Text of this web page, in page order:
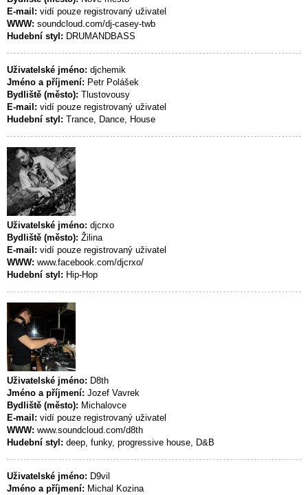
E-mail: vidí pouze registrovaný uživatel
WWW: soundcloud.com/dj-casey-twb
Hudební styl: DRUMANDBASS
Uživatelské jméno: djchemik
Jméno a příjmení: Petr Polášek
Bydliště (město): Tlustovousy
E-mail: vidí pouze registrovaný uživatel
Hudební styl: Trance, Dance, House
Uživatelské jméno: djcrxo
Bydliště (město): Žilina
E-mail: vidí pouze registrovaný uživatel
WWW: www.facebook.com/djcrxo/
Hudební styl: Hip-Hop
Uživatelské jméno: D8th
Jméno a příjmení: Jozef Vavrek
Bydliště (město): Michalovce
E-mail: vidí pouze registrovaný uživatel
WWW: www.soundcloud.com/d8th
Hudební styl: deep, funky, progressive house, D&B
Uživatelské jméno: D9vil
Jméno a příjmení: Michal Kozina